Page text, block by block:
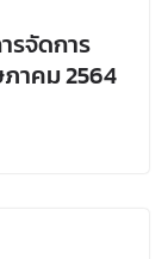
รจัดการ
าคม 2564